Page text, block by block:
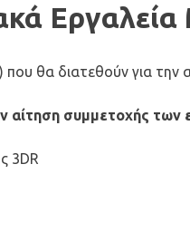
που θα διατεθούν για
αίτηση συμμετοχής
3DR